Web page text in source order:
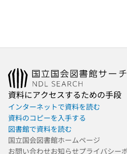
資料にアクセスするための手段
インターネットで資料を読む
資料のコピーを入手する
図書館で資料を読む
国立国会図書館ホームページ
お問い合わせお知らせプライバシー